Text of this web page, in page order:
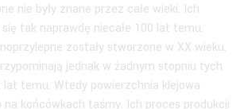
nie były znane przez całe wieki. Ich
tak naprawdę niecałe 100 lat temu.
zostały stworzone w XX wieku.
jednak w żadnym stopniu tych
temu. Wtedy powierzchnia klejowa
na końcówkach taśmy. Ich proces produkcji